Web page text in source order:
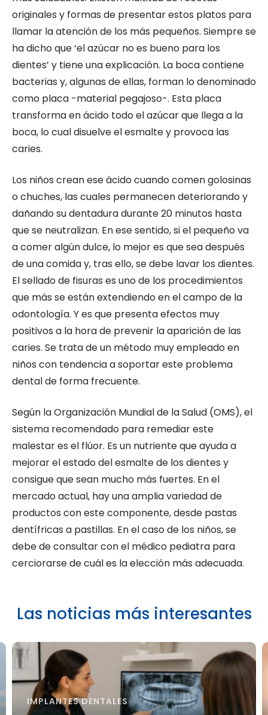
originales y formas de presentar estos platos para
llamar la atención de los más pequeños. Siempre se
ha dicho que ‘el azúcar no es bueno para los
dientes’ y tiene una explicación. La boca contiene
bacterias y, algunas de ellas, forman lo denominado
como placa -material pegajoso-. Esta placa
transforma en ácido todo el azúcar que llega a la
boca, lo cual disuelve el esmalte y provoca las
caries.
Los niños crean ese ácido cuando comen golosinas
o chuches, las cuales permanecen deteriorando y
dañando su dentadura durante 20 minutos hasta
que se neutralizan. En ese sentido, si el pequeño va
a comer algún dulce, lo mejor es que sea después
de una comida y, tras ello, se debe lavar los dientes.
El sellado de fisuras es uno de los procedimientos
que más se están extendiendo en el campo de la
odontología. Y es que presenta efectos muy
positivos a la hora de prevenir la aparición de las
caries. Se trata de un método muy empleado en
niños con tendencia a soportar este problema
dental de forma frecuente.
Según la Organización Mundial de la Salud (OMS), el
sistema recomendado para remediar este
malestar es el flúor. Es un nutriente que ayuda a
mejorar el estado del esmalte de los dientes y
consigue que sean mucho más fuertes. En el
mercado actual, hay una amplia variedad de
productos con este componente, desde pastas
dentífricas a pastillas. En el caso de los niños, se
debe de consultar con el médico pediatra para
cerciorarse de cuál es la elección más adecuada.
Las noticias más interesantes
IMPLANTES DENTALES